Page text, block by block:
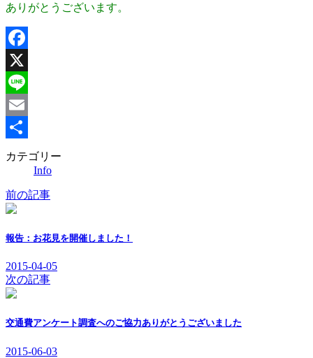
ありがとうございます。
Facebook
X
Line
Email
共
カテゴリー
Info
前の記事
報告：お花見を開催しました！
2015-04-05
次の記事
交通費アンケート調査へのご協力ありがとうございました
2015-06-03